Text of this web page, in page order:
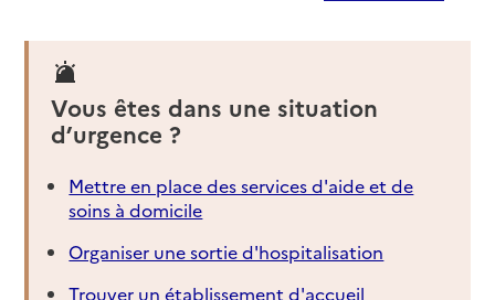
Vous êtes dans une situation
d’urgence ?
Mettre en place des services d'aide et de
soins à domicile
Organiser une sortie d'hospitalisation
Trouver un établissement d'accueil